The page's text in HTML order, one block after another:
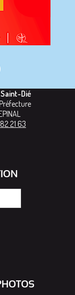
Dié
21 63